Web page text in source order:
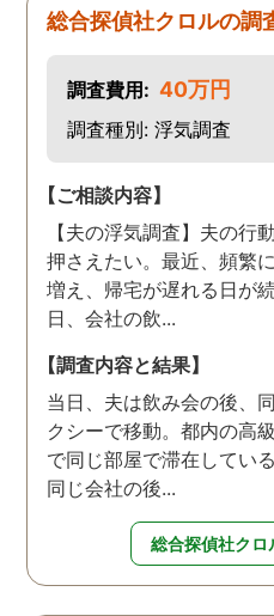
総合探偵社クロルの調
調査費用: 40万円
調査種別: 浮気調査
【ご相談内容】
【夫の浮気調査】夫の行
押さえたい。最近、頻繁
増え、帰宅が遅れる日が
日、会社の飲...
【調査内容と結果】
当日、夫は飲み会の後、
クシーで移動。都内の高
で同じ部屋で滞在してい
同じ会社の後...
総合探偵社クロ